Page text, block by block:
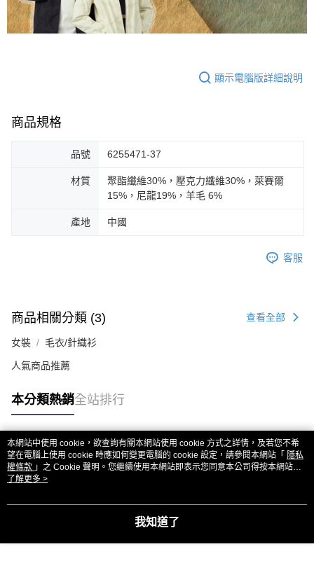
顯示電腦版詳細說明
商品規格
品號 6255471-37
材質
聚酯纖維30%，壓克力纖維30%，萊賽爾
15%，尼龍19%，羊毛 6%
產地 中國
客服
商品相關分類 (3) 查看全部
女裝 毛衣/針織衫
人氣商品推薦
本分類熱銷全站排行
熱門標籤
本網站中使用 cookie，欲查詢有關本網站使用 cookie 方式之詳情，及若您不希
望在電腦上使用 cookie 時應如何變更電腦的 cookie 設定，請參閱本網站「 隱私
權條款 」之 Cookie 聲明。您繼續使用本網站即表示您同意本公司得按本網站使
用條款之 Cookie 聲明使用 cookie。
了解更多 >
我知道了